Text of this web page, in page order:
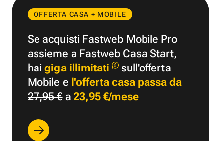
OFFERTA CASA + MOBILE
Se acquisti Fastweb Mobile Pro
assieme a Fastweb Casa Start,
haigiga illimitati
sull'offerta
Mobile e l'offerta casa passa da
27,95 €a 23,95 €/mese